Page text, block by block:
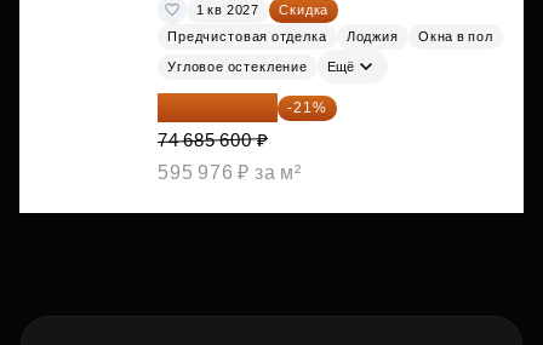
1 кв 2027
Скидка
Предчистовая отделка
Лоджия Окна в пол
Угловое остекление Ещё
59 001 624 ₽ -21%
74 685 600 ₽
595 976 ₽ за м²